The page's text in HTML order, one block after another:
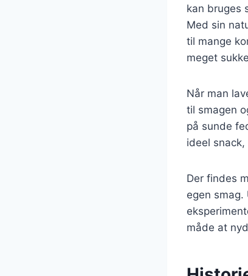
kan bruges
Med sin
til mange
meget
Når man
til smagen
på sunde
ideel
Der findes
egen
måde at